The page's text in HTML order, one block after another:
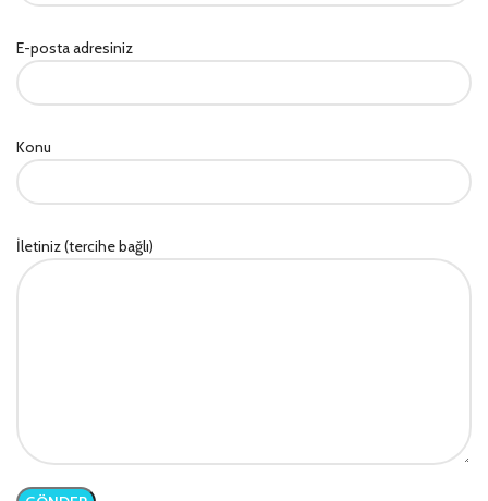
E-posta adresiniz
Konu
İletiniz (tercihe bağlı)